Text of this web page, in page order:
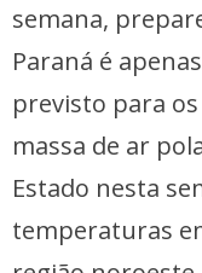
semana,
Paraná é
previsto para
massa de ar
Estado nesta
temperaturas